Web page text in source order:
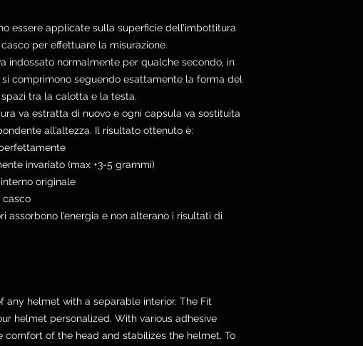
essere applicate sulla superficie dell’imbottitura
per effettuare la misurazione.
indossato normalmente per qualche secondo, in
comprimono seguendo esattamente la forma del
tra la calotta e la testa.
va estratta di nuovo e ogni capsula va sostituita
all’altezza. Il risultato ottenuto è:
invariato (max +3-5 grammi)
originale
casco
assorbono l’energia e non alterano i risultati di
any helmet with a separable interior. The Fit
helmet personalized. With various adhesive
comfort of the head and stabilizes the helmet. To